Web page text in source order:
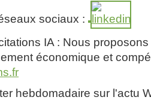
sociaux :
IA : Nous
économique et
hebdomadaire sur l'actu